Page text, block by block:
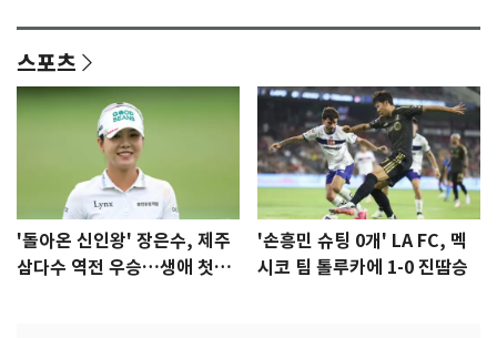
스포츠
'돌아온 신인왕' 장은수, 제주
삼다수 역전 우승…생애 첫승
'손흥민 슈팅 0개' LA FC, 멕
시코 팀 톨루카에 1-0 진땀승